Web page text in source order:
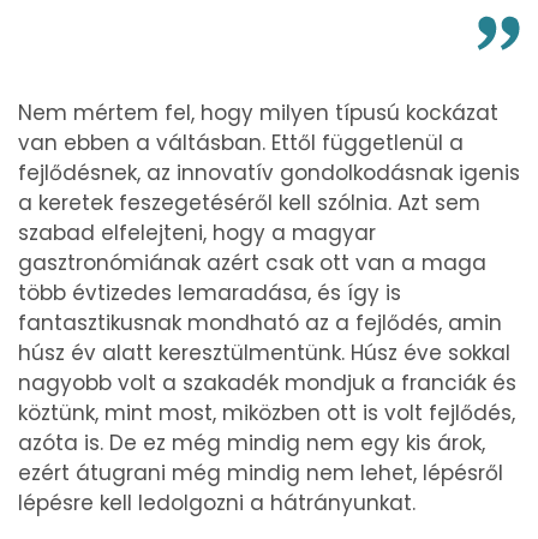
Nem mértem fel, hogy milyen típusú kockázat
van ebben a váltásban. Ettől függetlenül a
fejlődésnek, az innovatív gondolkodásnak igenis
a keretek feszegetéséről kell szólnia. Azt sem
szabad elfelejteni, hogy a magyar
gasztronómiának azért csak ott van a maga
több évtizedes lemaradása, és így is
fantasztikusnak mondható az a fejlődés, amin
húsz év alatt keresztülmentünk. Húsz éve sokkal
nagyobb volt a szakadék mondjuk a franciák és
köztünk, mint most, miközben ott is volt fejlődés,
azóta is. De ez még mindig nem egy kis árok,
ezért átugrani még mindig nem lehet, lépésről
lépésre kell ledolgozni a hátrányunkat.